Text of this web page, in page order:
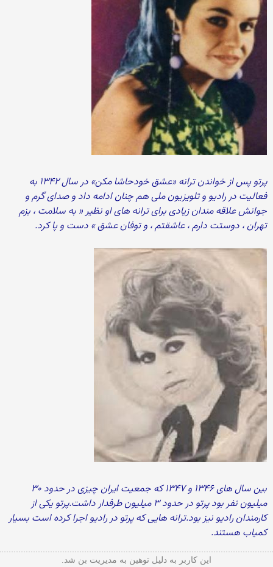
پرتو پس از خواندن ترانه «عشق خودحاشا مکن» در سال ۱۳۴۲ به
فعالیت در رادیو و تلویزیون ملی هم چنان ادامه داد و صدای گرم و
جوانش علاقه مندان زیادی برای ترانه های او نظیر « به سلامت ، بزم
تهران ، دوستت دارم ، عاشقتم ، و توفان عشق » دست و پا کرد.
بین سال های ۱۳۴۶ و ۱۳۴۷ که جمعیت ایران چیزی در حدود ۳۰
میلیون نفر بود پرتو در حدود ۳ میلیون طرفدار داشت.پرتو یکی از
کارمندان رادیو نیز بود.ترانه هایی که پرتو در رادیو اجرا کرده است بسیار
کمیاب هستند.
این کاربر به دلیل توهین به مدیریت بن شد.